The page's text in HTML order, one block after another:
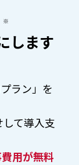
※
します
ラン」を
て導入支
用が無料